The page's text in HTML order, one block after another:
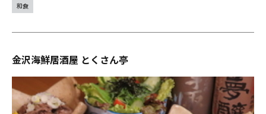
和食
金沢海鮮居酒屋 とくさん亭